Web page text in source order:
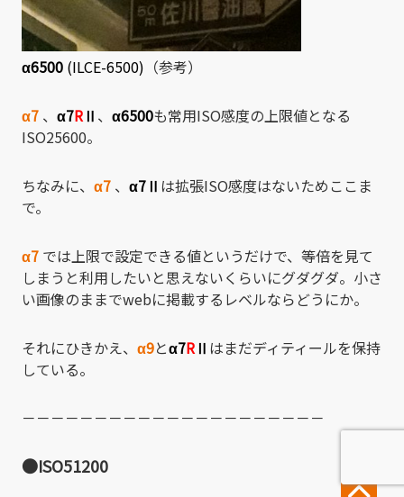
α6500 (ILCE-6500) （参考）
α7 、 α7RⅡ 、 α6500も常用ISO感度の上限値となる
ISO25600。
ちなみに、 α7 、 α7Ⅱ は拡張ISO感度はないためここま
で。
α7 では上限で設定できる値というだけで、等倍を見て
しまうと利用したいと思えないくらいにグダグダ。小さ
い画像のままでwebに掲載するレベルならどうにか。
それにひきかえ、 α9とα7RⅡ はまだディティールを保持
している。
－－－－－－－－－－－－－－－－－－－－－
●ISO51200